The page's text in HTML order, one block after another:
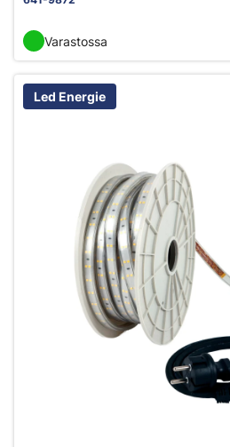
Varastossa
Led Energie